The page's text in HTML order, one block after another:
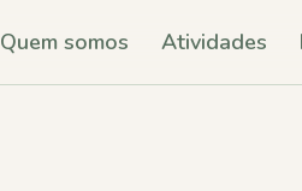
Quem somos Atividades